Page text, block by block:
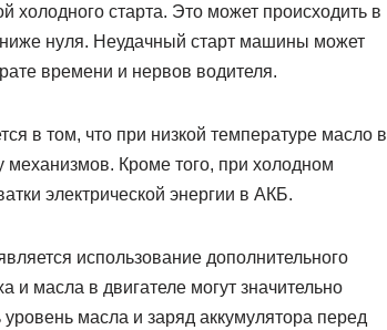
холодного старта. Это может происходить в
ниже нуля. Неудачный старт машины может
времени и нервов водителя.
в том, что при низкой температуре масло в
механизмов. Кроме того, при холодном
электрической энергии в АКБ.
использование дополнительного
и масла в двигателе могут значительно
масла и заряд аккумулятора перед